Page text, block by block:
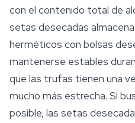
con el contenido total de
setas desecadas
herméticos con bolsas
mantenerse estables
que las trufas tienen una
mucho más estrecha. Si
posible, las setas